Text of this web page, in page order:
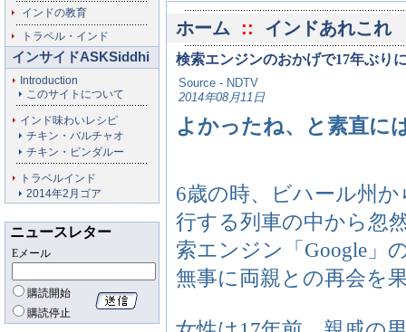
インドの教育
トラベル・インド
インサイドASKSiddhi
Introduction
このサイトについて
インド味わいレシピ
チキン・バルチャオ
チキン・ビンダルー
トラベルインド
2014年2月ゴア
ニュースレター
Eメール
購読開始
購読停止
ホーム :: インドあれこれ
検索エンジンのおかげで17年ぶり
Source - NDTV
2014年08月11日
よかったね、と素直に
6歳の時、ビハール州
行する列車の中から忽
索エンジン「Google」
無事に両親との再会を